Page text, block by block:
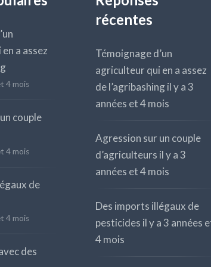
a assez
4 mois
couple
4 mois
de
4 mois
des
récentes
Témoignage d’un
agriculteur qui en a assez
de l’agribashingil y a 3
années et 4 mois
Agression sur un couple
d’agriculteurs il y a 3
années et 4 mois
Des imports illégaux de
pesticides il y a 3 années
4 mois